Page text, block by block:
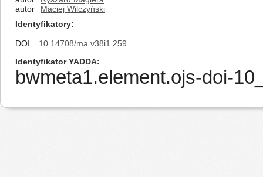
autor
Maciej Wilczyński
Identyfikatory
DOI
10.14708/ma.v38i1.259
Identyfikator YADDA
bwmeta1.element.ojs-doi-